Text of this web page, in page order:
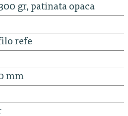
gr, patinata opaca
refe
mm